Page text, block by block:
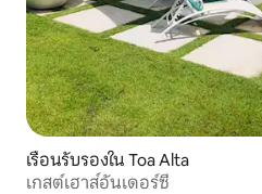
เรือนรับรองใน Toa Alta
เกสต์เฮาส์อันเดอร์ซี